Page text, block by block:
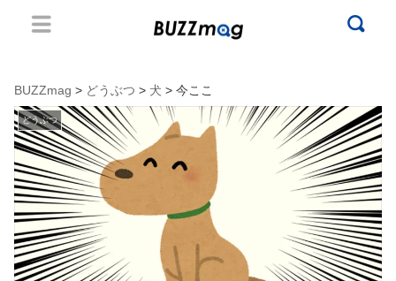
BUZZmag > どうぶつ > 犬 > 今ここ
どうぶつ